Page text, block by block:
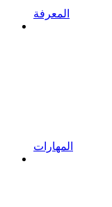
المعرفة
المهارات